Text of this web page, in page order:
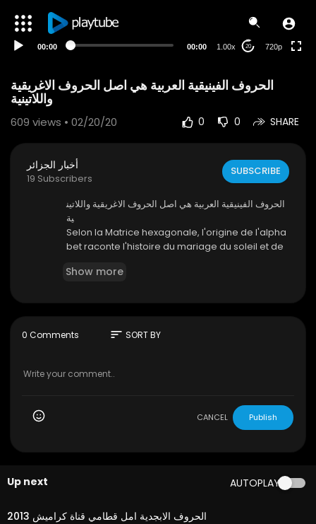
00:00 00:00 1.00x 20 720p
الحروف الفينيقية العربية هي اصل الحروف الاغريقية
واللاتينية
609 views • 02/20/20 0 0 SHARE
أخبار الجزائر
19 Subscribers
SUBSCRIBE
الحروف الفينيقية العربية هي اصل الحروف الاغريقية واللاتين
ية
Selon la Matrice hexagonale, l'origine de l'alpha
bet raconte l'histoire du mariage du soleil et de
dernières lettres phéniciennes Schin et Taw cor
Show more
0 Comments sort SORT BY
CANCEL Publish
Up next AUTOPLAY
2:41
الحروف الابجدية امل قطامي قناة كراميش 2013